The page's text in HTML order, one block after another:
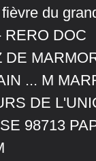
du
RERO DOC
DE
... M
DE
98713